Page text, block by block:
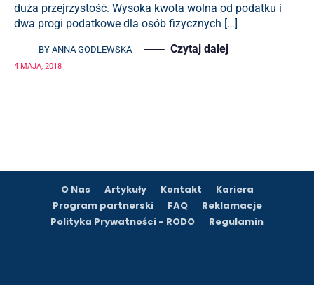
duża przejrzystość. Wysoka kwota wolna od podatku i
dwa progi podatkowe dla osób fizycznych […]
BY ANNA GODLEWSKA Czytaj dalej
4 MAJA, 2018
O Nas Artykuły Kontakt
Kariera
Program partnerski
FAQ
Reklamacje
Polityka Prywatności - RODO
Regulamin